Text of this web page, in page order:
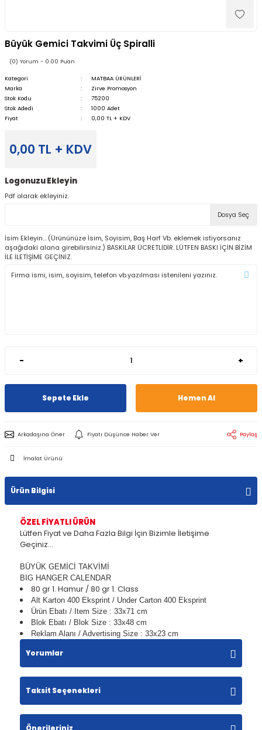
Büyük Gemici Takvimi Üç Spiralli
(0) Yorum - 0.00 Puan
Kategori
MATBAA ÜRÜNLERİ
Marka
Zirve Promosyon
Stok Kodu
75200
Stok Adedi
1000 Adet
Fiyat
0,00 TL + KDV
0,00 TL + KDV
Logonuzu Ekleyin
Pdf olarak ekleyiniz.
Dosya Seç
İsim Ekleyin... (Ürününüze İsim, Soyisim, Baş Harf Vb. eklemek istiyorsanız
aşağıdaki alana girebilirsiniz.) BASKILAR ÜCRETLİDİR. LÜTFEN BASKI İÇİN BİZİM
İLE İLETİŞİME GEÇİNİZ.
- +
Sepete Ekle Hemen Al
Arkadaşına Öner Fiyatı Düşünce Haber Ver Paylaş
İmalat Ürünü
Ürün Bilgisi
ÖZEL FİYATLI ÜRÜN
Lütfen Fiyat ve Daha Fazla Bilgi İçin Bizimle İletişime
Geçiniz...
BÜYÜK GEMİCİ TAKVİMİ
BIG HANGER CALENDAR
80 gr 1. Hamur / 80 gr 1. Class
Alt Karton 400 Eksprint / Under Carton 400 Eksprint
Ürün Ebatı / Item Size : 33x71 cm
Blok Ebatı / Blok Size : 33x48 cm
Reklam Alanı / Advertising Size : 33x23 cm
Yorumlar
Bu ürüne ilk yorumu siz yapın!
Taksit Seçenekleri
Önerileriniz